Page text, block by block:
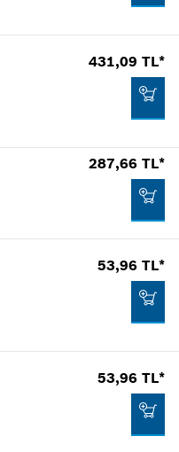
431,09 TL*
287,66 TL*
53,96 TL*
53,96 TL*